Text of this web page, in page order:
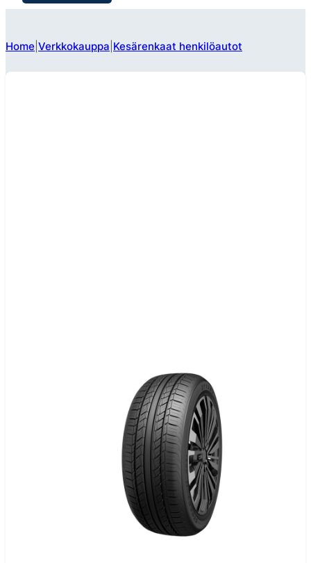
Home Verkkokauppa Kesärenkaat henkilöautot